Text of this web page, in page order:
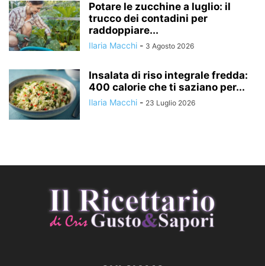
Potare le zucchine a luglio: il
trucco dei contadini per
raddoppiare...
Ilaria Macchi - 3 Agosto 2026
Insalata di riso integrale fredda:
400 calorie che ti saziano per...
Ilaria Macchi - 23 Luglio 2026